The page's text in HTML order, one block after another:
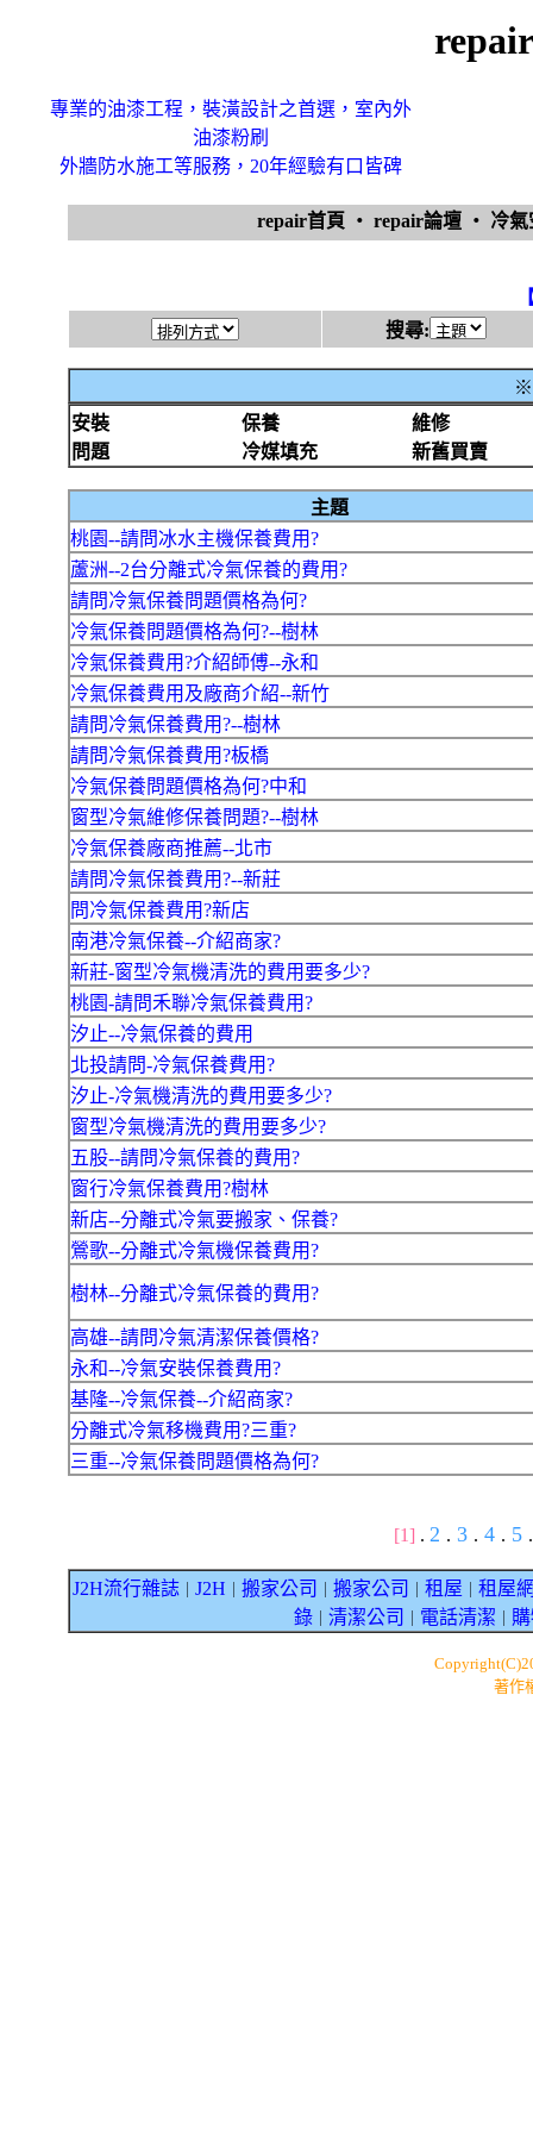
專業的油漆工程，裝潢設計之首選，室內外
油漆粉刷
外牆防水施工等服務，20年經驗有口皆碑
repair首頁 ‧ repair論壇 ‧ 冷
搜尋:
※
安裝
保養
維修
問題
冷媒填充 新舊買賣
主題
桃園--請問冰水主機保養費用?
蘆洲--2台分離式冷氣保養的費用?
請問冷氣保養問題價格為何?
冷氣保養問題價格為何?--樹林
冷氣保養費用?介紹師傅--永和
冷氣保養費用及廠商介紹--新竹
請問冷氣保養費用?--樹林
請問冷氣保養費用?板橋
冷氣保養問題價格為何?中和
窗型冷氣維修保養問題?--樹林
冷氣保養廠商推薦--北市
請問冷氣保養費用?--新莊
問冷氣保養費用?新店
南港冷氣保養--介紹商家?
新莊-窗型冷氣機清洗的費用要多少?
桃園-請問禾聯冷氣保養費用?
汐止--冷氣保養的費用
北投請問-冷氣保養費用?
汐止-冷氣機清洗的費用要多少?
窗型冷氣機清洗的費用要多少?
五股--請問冷氣保養的費用?
窗行冷氣保養費用?樹林
新店--分離式冷氣要搬家、保養?
鶯歌--分離式冷氣機保養費用?
樹林--分離式冷氣保養的費用?
高雄--請問冷氣清潔保養價格?
永和--冷氣安裝保養費用?
基隆--冷氣保養--介紹商家?
分離式冷氣移機費用?三重?
三重--冷氣保養問題價格為何?
[1] . 2 . 3 . 4 . 5 .
J2H流行雜誌 J2H 搬家公司 搬家公司 租屋
租屋
錄｜ 清潔公司 電話清潔
著作